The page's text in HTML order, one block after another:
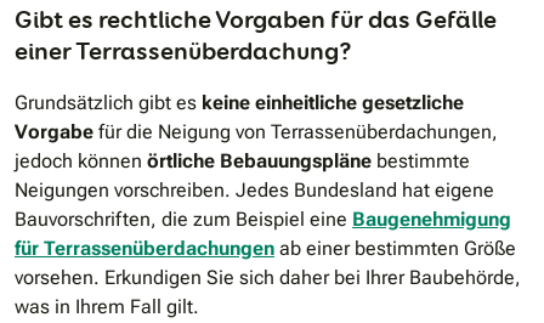
Gibt es rechtliche Vorgaben für das Gefälle
einer Terrassenüberdachung?
Grundsätzlich gibt es keine einheitliche gesetzliche
Vorgabe für die Neigung von Terrassenüberdachungen,
jedoch können örtliche Bebauungspläne bestimmte
Neigungen vorschreiben. Jedes Bundesland hat eigene
Bauvorschriften, die zum Beispiel eine Baugenehmigung
für Terrassenüberdachungen ab einer bestimmten Größe
vorsehen. Erkundigen Sie sich daher bei Ihrer Baubehörde,
was in Ihrem Fall gilt.